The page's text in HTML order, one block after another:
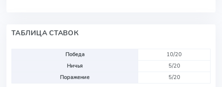
ТАБЛИЦА СТАВОК
Победа
10/20
Ничья
5/20
Поражение
5/20